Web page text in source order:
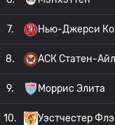
7. Нью-Джерси
8. АСК Статен-
9. Моррис Элита
10. Уэстчестер